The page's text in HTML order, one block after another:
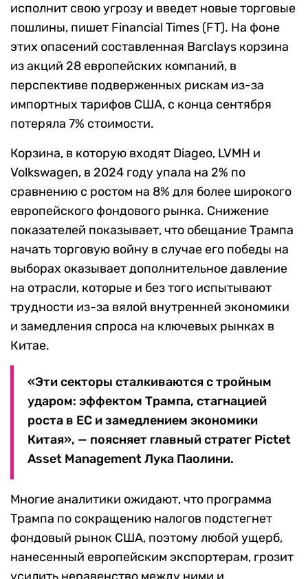
исполнит свою угрозу и введет новые торговые
пошлины, пишет Financial Times (FT). На фоне
этих опасений составленная Barclays корзина
из акций 28 европейских компаний, в
перспективе подверженных рискам из-за
импортных тарифов США, с конца сентября
потеряла 7% стоимости.
Корзина, в которую входят Diageo, LVMH и
Volkswagen, в 2024 году упала на 2% по
сравнению с ростом на 8% для более широкого
европейского фондового рынка. Снижение
показателей показывает, что обещание Трампа
начать торговую войну в случае его победы на
выборах оказывает дополнительное давление
на отрасли, которые и без того испытывают
трудности из-за вялой внутренней экономики
и замедления спроса на ключевых рынках в
Китае.
«Эти секторы сталкиваются с тройным
ударом: эффектом Трампа, стагнацией
роста в ЕС и замедлением экономики
Китая», — поясняет главный стратег Pictet
Asset Management Лука Паолини.
Многие аналитики ожидают, что программа
Трампа по сокращению налогов подстегнет
фондовый рынок США, поэтому любой ущерб,
нанесенный европейским экспортерам, грозит